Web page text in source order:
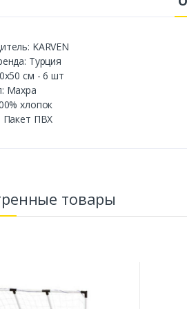
KARVEN
Турция
см - 6 шт
Махра
хлопок
Пакет ПВХ
товары